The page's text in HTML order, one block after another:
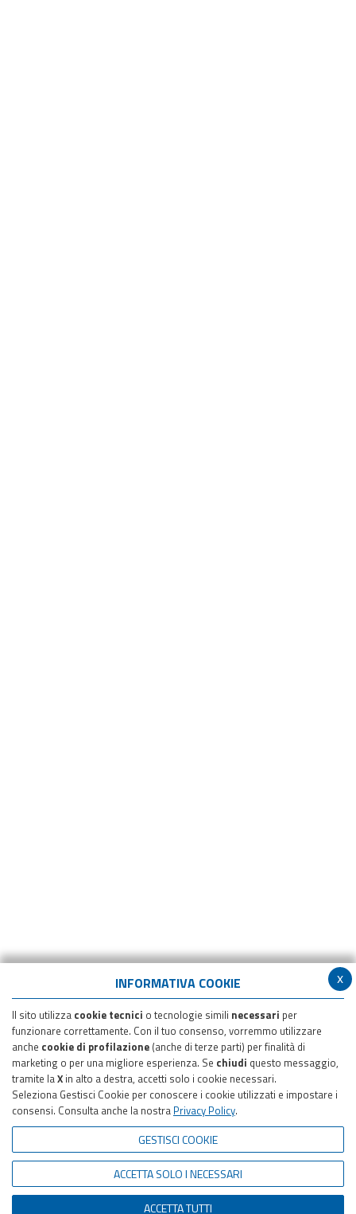
x
INFORMATIVA COOKIE
Il sito utilizza cookie tecnici o tecnologie simili necessari per
funzionare correttamente. Con il tuo consenso, vorremmo utilizzare
anche cookie di profilazione (anche di terze parti) per finalità di
marketing o per una migliore esperienza. Se chiudi questo messaggio,
tramite laX in alto a destra, accetti solo i cookie necessari.
Seleziona Gestisci Cookie per conoscere i cookie utilizzati e impostare i
consensi. Consulta anche la nostra Privacy Policy.
GESTISCI COOKIE
ACCETTA SOLO I NECESSARI
ACCETTA TUTTI